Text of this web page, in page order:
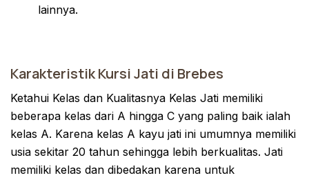
lainnya.
Karakteristik Kursi Jati di Brebes
Ketahui Kelas dan Kualitasnya Kelas Jati memiliki
beberapa kelas dari A hingga C yang paling baik ialah
kelas A. Karena kelas A kayu jati ini umumnya memiliki
usia sekitar 20 tahun sehingga lebih berkualitas. Jati
memiliki kelas dan dibedakan karena untuk